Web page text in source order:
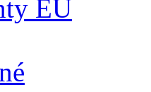
EU